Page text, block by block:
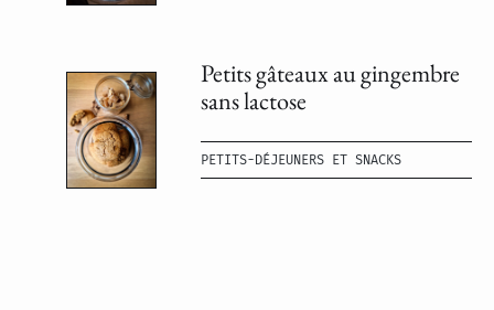
Petits gâteaux au gingembre
sans lactose
PETITS-DÉJEUNERS ET SNACKS